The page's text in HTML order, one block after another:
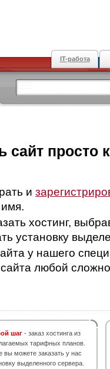
IT-работа
сайт просто
и
хостинг,
установку
у нашего
любой
шаг - заказ хостинга из
тарифных планов.
вы можете заказать у нас
выделенного сервера.